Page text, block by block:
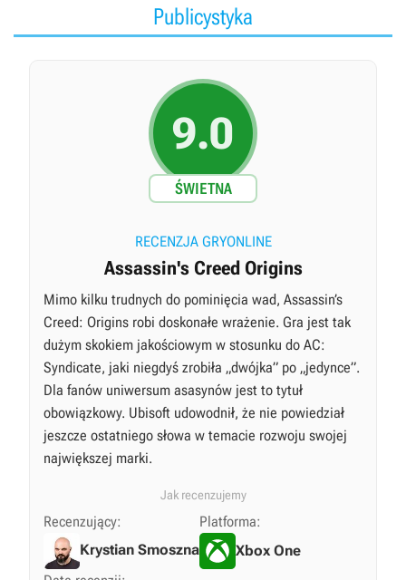
Publicystyka
9.0
ŚWIETNA
RECENZJA GRYONLINE
Assassin's Creed Origins
Mimo kilku trudnych do pominięcia wad, Assassin’s
Creed: Origins robi doskonałe wrażenie. Gra jest tak
dużym skokiem jakościowym w stosunku do AC:
Syndicate, jaki niegdyś zrobiła „dwójka” po „jedynce”.
Dla fanów uniwersum asasynów jest to tytuł
obowiązkowy. Ubisoft udowodnił, że nie powiedział
jeszcze ostatniego słowa w temacie rozwoju swojej
największej marki.
Jak recenzujemy
Recenzujący:
Krystian Smoszna
Platforma:
Xbox One